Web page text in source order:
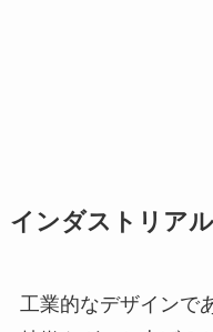
インダストリア
工業的なデザインで